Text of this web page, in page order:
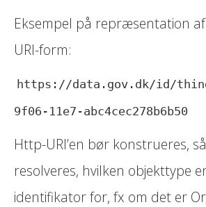
Eksempel på repræsentation
URI-form:
https://data.gov.dk/id/
9f06-11e7-abc4cec278b6b50
Http-URI’en bør konstrueres,
resolveres, hvilken objekttype
identifikator for, fx om det er